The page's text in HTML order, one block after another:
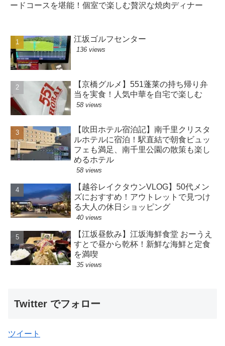
ードコースを堪能！個室で楽しむ贅沢な焼肉ディナー
江坂ゴルフセンター
136 views
【京橋グルメ】551蓬莱の持ち帰り弁
当を実食！人気中華を自宅で楽しむ
58 views
【吹田ホテル宿泊記】南千里クリスタ
ルホテルに宿泊！駅直結で朝食ビュッ
フェも満足、南千里公園の散策も楽し
めるホテル
58 views
【越谷レイクタウンVLOG】50代メン
ズにおすすめ！アウトレットで見つけ
る大人の休日ショッピング
40 views
【江坂昼飲み】江坂海鮮食堂 おーうえ
すとで昼から乾杯！新鮮な海鮮と定食
を満喫
35 views
Twitter でフォロー
ツイート